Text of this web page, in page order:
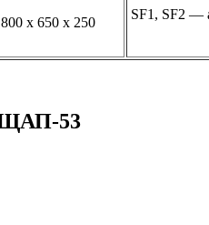
800 x 650 x 250
SF1, SF2 —
ЩАП-53